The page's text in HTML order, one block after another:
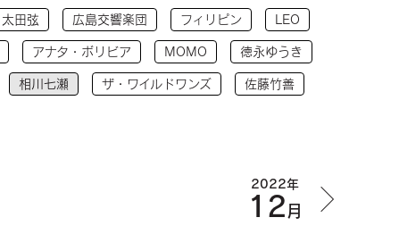
太田弦 広島交響楽団 フィリピン LEO
アナタ・ボリビア MOMO 徳永ゆうき
相川七瀬 ザ・ワイルドワンズ 佐藤竹善
2022年
12月